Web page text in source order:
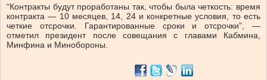
“Контракты будут проработаны так, чтобы была четкость: время
контракта — 10 месяцев, 14, 24 и конкретные условия, то есть
четкие отсрочки. Гарантированные сроки и отсрочки”, —
отметил президент после совещания с главами Кабмина,
Минфина и Минобороны.